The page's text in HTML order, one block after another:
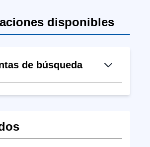
disponibles
de búsqueda